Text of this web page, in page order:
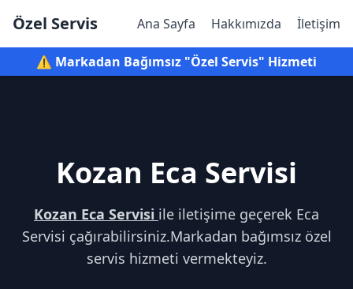
Özel Servis Ana Sayfa Hakkımızda İletişim
⚠️ Markadan Bağımsız "Özel Servis" Hizmeti
Kozan Eca Servisi
Kozan Eca Servisi ile iletişime geçerek Eca
Servisi çağırabilirsiniz.Markadan bağımsız özel
servis hizmeti vermekteyiz.